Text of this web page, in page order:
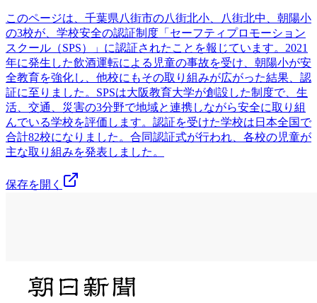
このページは、千葉県八街市の八街北小、八街北中、朝陽小
の3校が、学校安全の認証制度「セーフティプロモーション
スクール（SPS）」に認証されたことを報じています。2021
年に発生した飲酒運転による児童の事故を受け、朝陽小が安
全教育を強化し、他校にもその取り組みが広がった結果、認
証に至りました。SPSは大阪教育大学が創設した制度で、生
活、交通、災害の3分野で地域と連携しながら安全に取り組
んでいる学校を評価します。認証を受けた学校は日本全国で
合計82校になりました。合同認証式が行われ、各校の児童が
主な取り組みを発表しました。
保存を開く